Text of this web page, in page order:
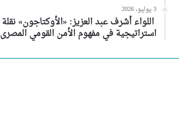
3 يوليو، 2026
اللواء أشرف عبد العزيز: «الأوكتاجون» نقلة
استراتيجية في مفهوم الأمن القومي المصرى